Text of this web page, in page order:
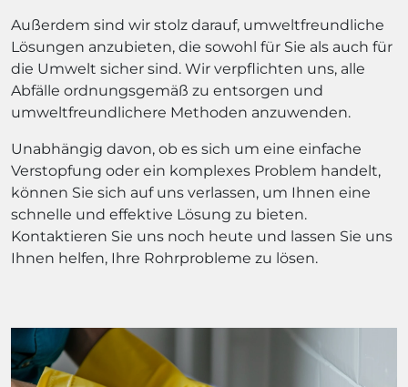
Außerdem sind wir stolz darauf, umweltfreundliche
Lösungen anzubieten, die sowohl für Sie als auch für
die Umwelt sicher sind. Wir verpflichten uns, alle
Abfälle ordnungsgemäß zu entsorgen und
umweltfreundlichere Methoden anzuwenden.
Unabhängig davon, ob es sich um eine einfache
Verstopfung oder ein komplexes Problem handelt,
können Sie sich auf uns verlassen, um Ihnen eine
schnelle und effektive Lösung zu bieten.
Kontaktieren Sie uns noch heute und lassen Sie uns
Ihnen helfen, Ihre Rohrprobleme zu lösen.